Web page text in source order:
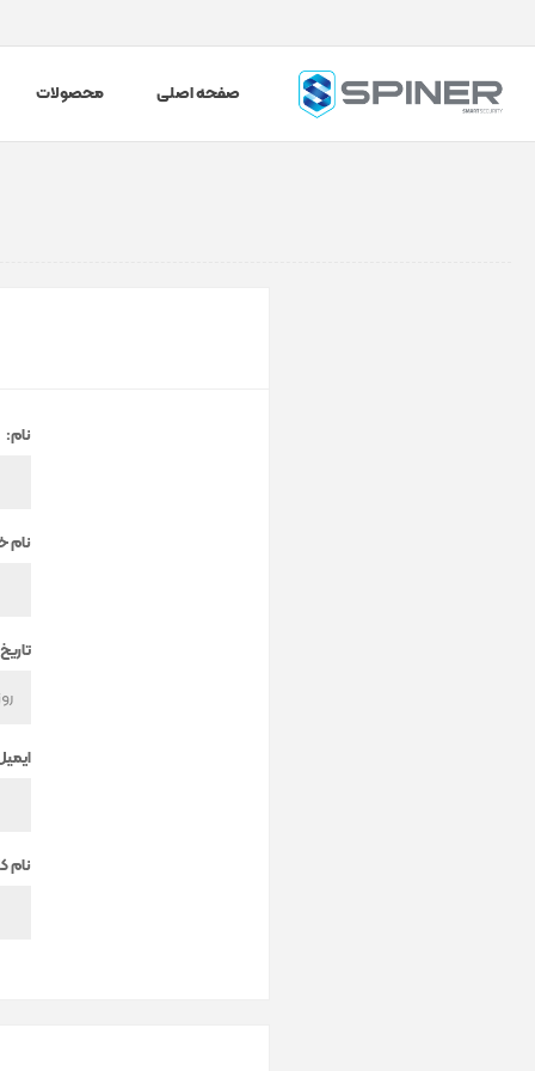
صفحه اصلی محصولات
نام:
نام
نام